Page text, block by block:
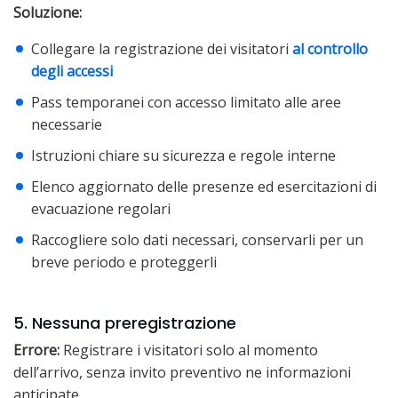
Soluzione:
Collegare la registrazione dei visitatori al controllo
degli accessi
Pass temporanei con accesso limitato alle aree
necessarie
Istruzioni chiare su sicurezza e regole interne
Elenco aggiornato delle presenze ed esercitazioni di
evacuazione regolari
Raccogliere solo dati necessari, conservarli per un
breve periodo e proteggerli
5. Nessuna preregistrazione
Errore: Registrare i visitatori solo al momento
dell’arrivo, senza invito preventivo ne informazioni